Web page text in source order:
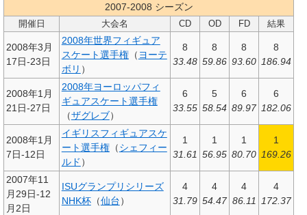
2007-2008 シーズン
開催日 大会名 CD OD FD 結果
2008年3月
17日-23日
2008年世界フィギュア
スケート選手権（ ヨーテ
ボリ ）
8
33.48
8
59.86
8
93.60
8
186.94
2008年1月
21日-27日
2008年ヨーロッパフィ
ギュアスケート選手権
（ザグレブ）
6
33.55
5
58.54
6
89.97
6
182.06
2008年1月
7日-12日
イギリスフィギュアスケ
ート選手権（シェフィー
ルド ）
1
31.61
1
56.95
1
80.70
1
169.26
2007年11
月29日-12
月2日
ISUグランプリシリーズ
NHK杯（仙台）
4
31.79
4
54.47
4
86.11
4
172.37